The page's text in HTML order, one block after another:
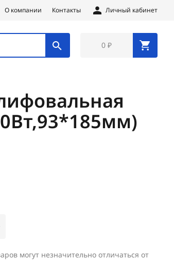
О компании Контакты Личный кабинет
0 ₽
могут незначительно отличаться от